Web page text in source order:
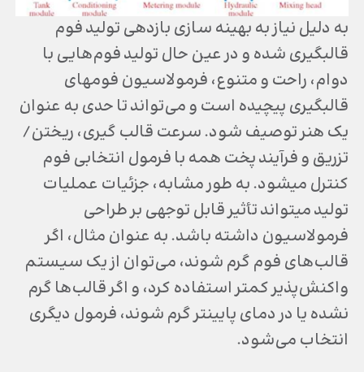
به دلیل نیاز به بهینه سازی بازدهی تولید فوم
قالب‎گیری شده و در عین حال تولید فوم‌هایی با
دوام، راحت و متنوع، فرمولاسیون فوم‎های
قالب‎گیری پیچیده است و می‌تواند تا حدی به عنوان
یک هنر توصیف شود. سرعت قالب گیری، ریختن/
تزریق و فرآیند پخت همه با فرمول انتخابی فوم
کنترل می‎شود. به طور مشابه، جزئیات عملیات
تولید می‎تواند تأثیر قابل توجهی بر طراحی
فرمولاسیون داشته باشد. به عنوان مثال، اگر
قالب‌های فوم گرم شوند، می‌توان از یک سیستم
واکنش‌پذیر کمتر استفاده کرد، و اگر قالب‌ها گرم
نشده یا در دمای پایین‎تر گرم شوند، فرمول دیگری
انتخاب می‌شود.